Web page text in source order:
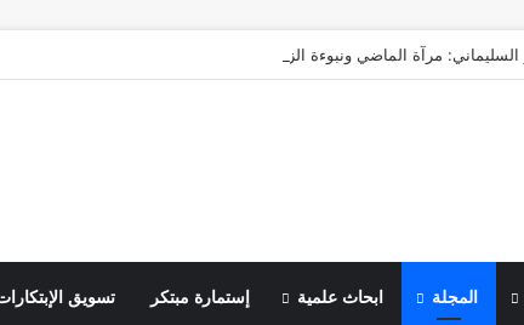
مرآة الماضي ونبوءة الزوال
المجلة ابحاث علمية إستمارة مبتكر تسويق